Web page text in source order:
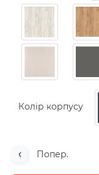
Колір корпусу
Попер.